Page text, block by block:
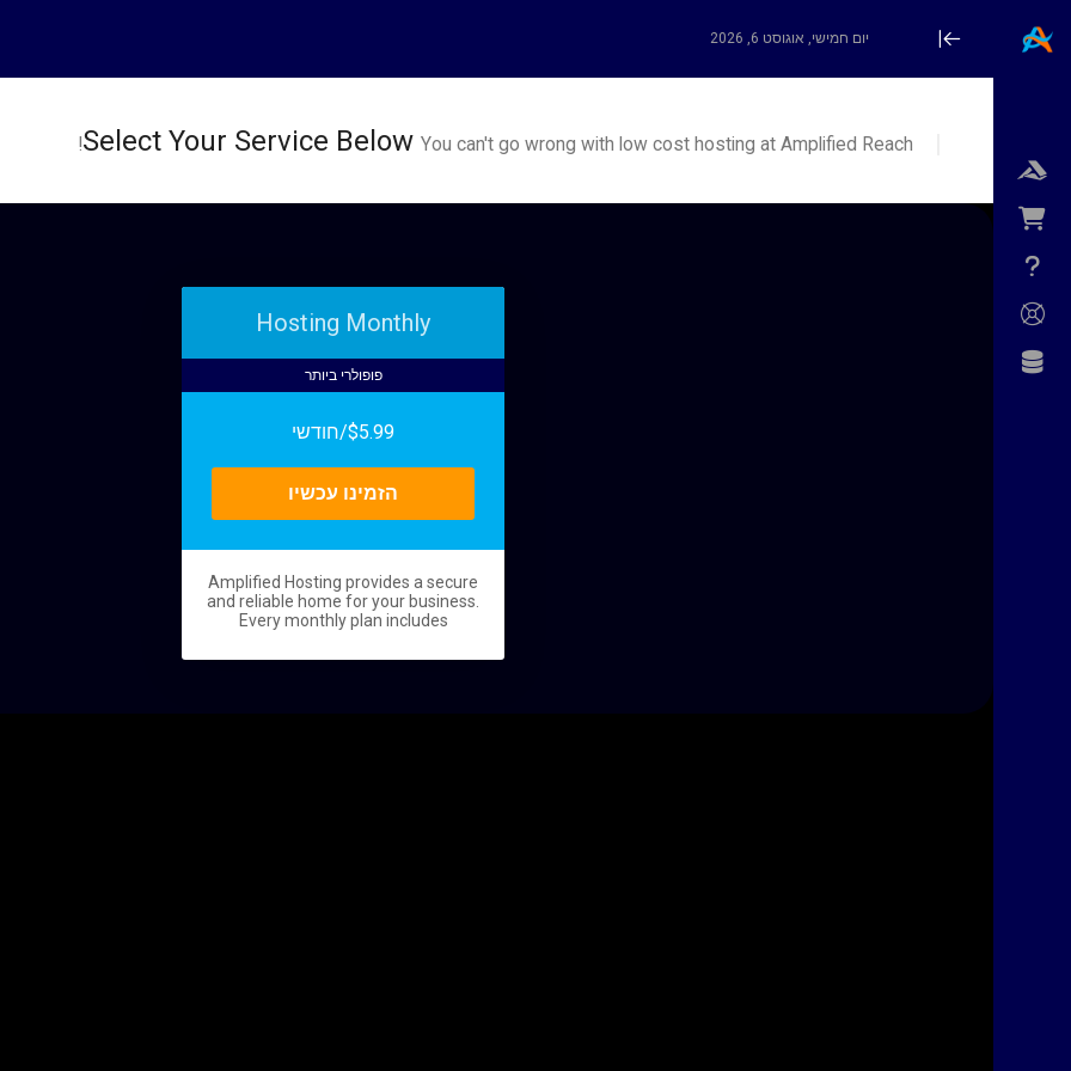
Minimize Menu
יום חמישי, אוגוסט 6, 2026
Select Your Service Below You can't go wrong with low cost hosting at Amplified Reach!
Hosting Monthly
פופולרי ביותר
$5.99/חודשי
הזמינו עכשיו
Amplified Hosting provides a secure
and reliable home for your business.
Every monthly plan includes